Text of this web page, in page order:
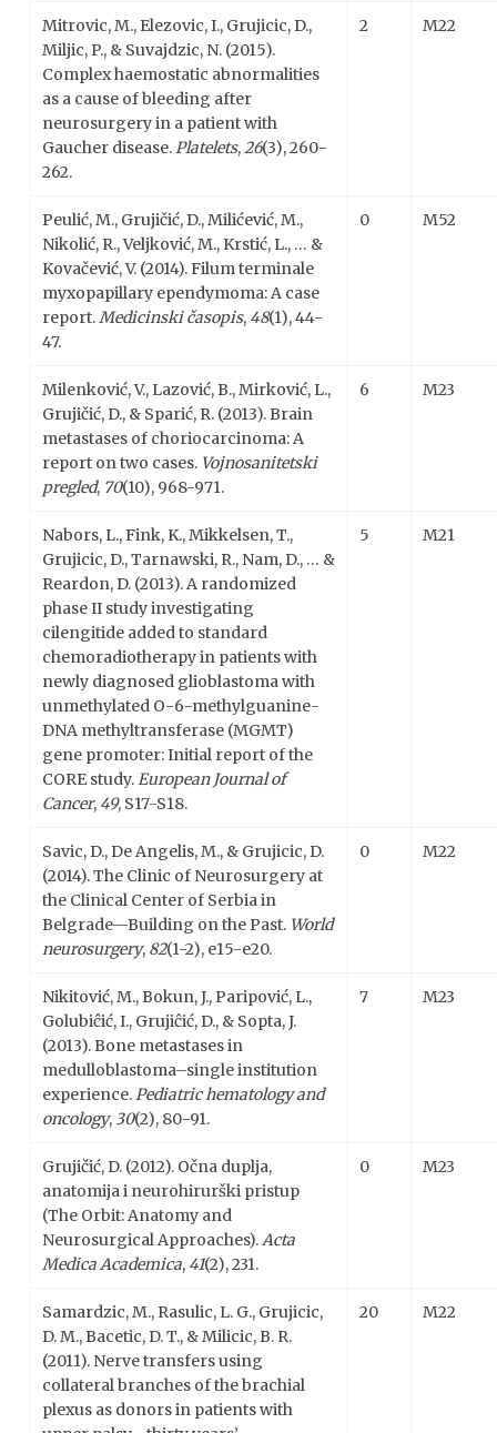
Mitrovic, M., Elezovic, I., Grujicic, D.,
Miljic, P., & Suvajdzic, N. (2015).
Complex haemostatic abnormalities
as a cause of bleeding after
neurosurgery in a patient with
Gaucher disease.Platelets,26(3), 260-
262.
2 M22
Peulić, M., Grujičić, D., Milićević, M.,
Nikolić, R., Veljković, M., Krstić, L., … &
Kovačević, V. (2014). Filum terminale
myxopapillary ependymoma: A case
report.Medicinski časopis, 48(1), 44-
47.
0 M52
Milenković, V., Lazović, B., Mirković, L.,
Grujičić, D., & Sparić, R. (2013). Brain
metastases of choriocarcinoma: A
report on two cases. Vojnosanitetski
pregled, 70(10), 968-971.
6 M23
Nabors, L., Fink, K., Mikkelsen, T.,
Grujicic, D., Tarnawski, R., Nam, D., … &
Reardon, D. (2013). A randomized
phase II study investigating
cilengitide added to standard
chemoradiotherapy in patients with
newly diagnosed glioblastoma with
unmethylated O-6-methylguanine-
DNA methyltransferase (MGMT)
gene promoter: Initial report of the
CORE study.European Journal of
Cancer, 49, S17-S18.
5 M21
Savic, D., De Angelis, M., & Grujicic, D.
(2014). The Clinic of Neurosurgery at
the Clinical Center of Serbia in
Belgrade—Building on the Past. World
neurosurgery, 82(1-2), e15-e20.
0 M22
Nikitović, M., Bokun, J., Paripović, L.,
Golubiĉić, I., Grujiĉić, D., & Sopta, J.
(2013). Bone metastases in
medulloblastoma–single institution
experience.Pediatric hematology and
oncology, 30(2), 80-91.
7 M23
Grujičić, D. (2012). Očna duplja,
anatomija i neurohirurški pristup
(The Orbit: Anatomy and
Neurosurgical Approaches).Acta
Medica Academica, 41(2), 231.
0 M23
Samardzic, M., Rasulic, L. G., Grujicic,
D. M., Bacetic, D. T., & Milicic, B. R.
(2011). Nerve transfers using
collateral branches of the brachial
plexus as donors in patients with
20 M22